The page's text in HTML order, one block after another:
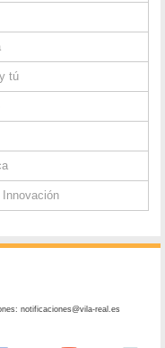
tú
notificaciones@vila-real.es